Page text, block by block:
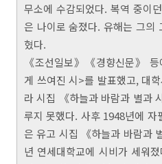
무소에 수감되었다. 복역 중이
은 나이로 숨졌다. 유해는 그의
혔다.
《조선일보》《경향신문》
게 쓰여진 시>를 발표했고, 대
라 시집 《하늘과 바람과 별과
루지 못했다. 사후 1948년에
은 유고 시집 《하늘과 바람과
년 연세대학교에 시비가 세워